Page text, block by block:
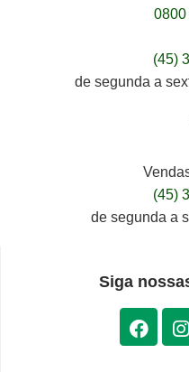
0800
(45)
de segunda a
(45)
de segunda a
Siga